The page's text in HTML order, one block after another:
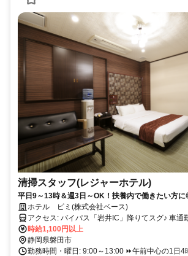
清掃スタッフ(レジャーホテル)
平日9～13時＆週3日～OK！扶養内で働きたい方
タッフ募集✨
ホテル ピミ(株式会社ベース)
アクセス: バイ
時給1,100円以上
静岡県磐田市
勤務時間・曜日: 9:00～13:00 ⏩午前中心の1日4